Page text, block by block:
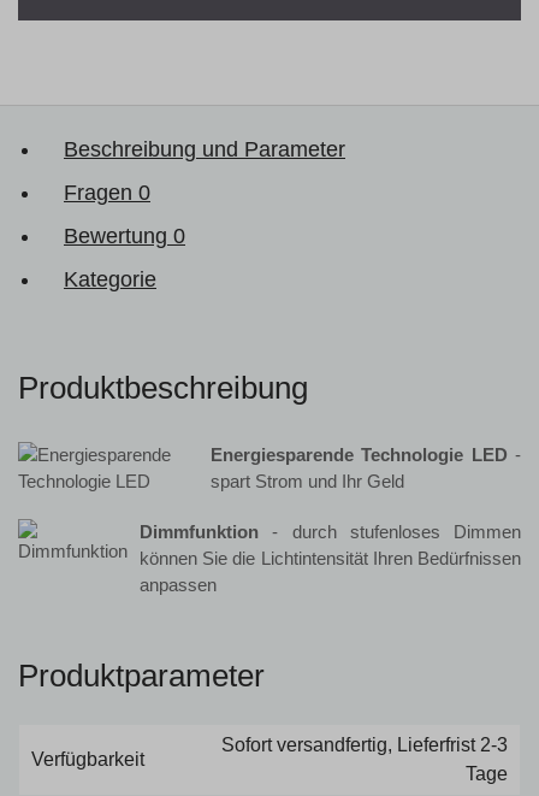
Beschreibung und Parameter
Fragen 0
Bewertung 0
Kategorie
Produktbeschreibung
Energiesparende Technologie LED -
spart Strom und Ihr Geld
Dimmfunktion - durch stufenloses Dimmen
können Sie die Lichtintensität Ihren Bedürfnissen
anpassen
Produktparameter
Verfügbarkeit
Sofort versandfertig, Lieferfrist 2-3
Tage